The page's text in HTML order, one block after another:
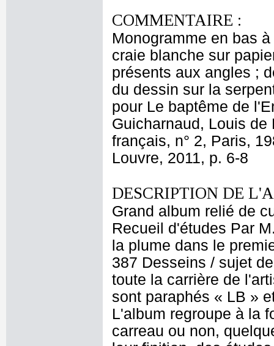
COMMENTAIRE :
Monogramme en bas
craie blanche sur
présents aux angles ;
du dessin sur la
pour Le baptême de
Guicharnaud, Louis
français, n° 2, Paris,
Louvre, 2011, p. 6-8
DESCRIPTION DE
Grand album relié de
Recueil d'études Par
la plume dans le
387 Desseins / sujet
toute la carrière de
sont paraphés « LB »
L'album regroupe à la
carreau ou non,